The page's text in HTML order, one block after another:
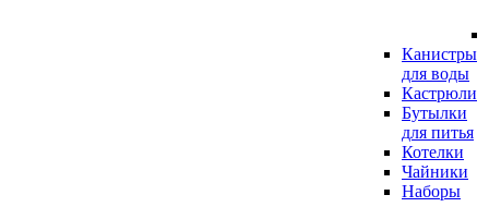
Канистры
для воды
Кастрюли
Бутылки
для питья
Котелки
Чайники
Наборы